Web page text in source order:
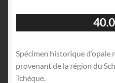
Spécimen historique d’opale
provenant de la région du
Tchèque.